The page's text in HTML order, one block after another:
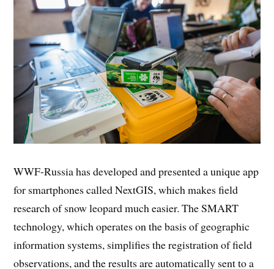
WWF-Russia has developed and presented a unique app
for smartphones called NextGIS, which makes field
research of snow leopard much easier. The SMART
technology, which operates on the basis of geographic
information systems, simplifies the registration of field
observations, and the results are automatically sent to a